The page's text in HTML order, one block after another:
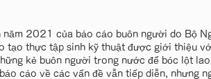
năm 2021 của báo cáo buôn người do Bộ
tạo thực tập sinh kỹ thuật được giới thiệu
kẻ buôn người trong nước để bóc lột
cáo về các vấn đề vẫn tiếp diễn, nhưng